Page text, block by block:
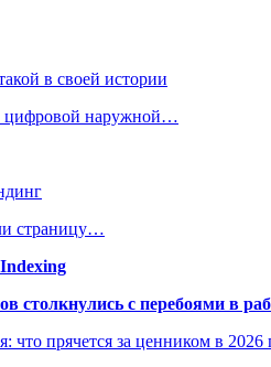
в своей истории
цифровой наружной…
страницу…
столкнулись с перебоями в
что прячется за ценником в 2026